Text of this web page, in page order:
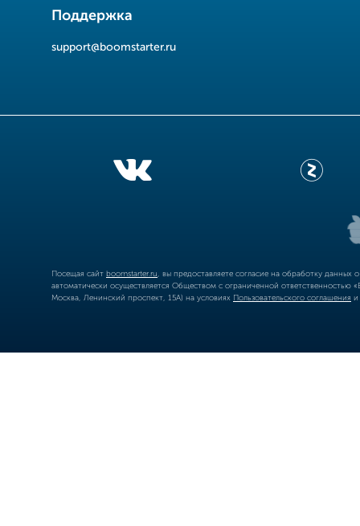
Поддержка
support@boomstarter.ru
Посещая сайт boomstarter.ru , вы предоставляете согласие на обработку
автоматически осуществляется Обществом с ограниченной
Москва, Ленинский проспект, 15А) на условиях Пользовательского соглашения и